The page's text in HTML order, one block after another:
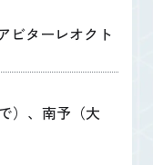
ビターレオクト
）、南予（大